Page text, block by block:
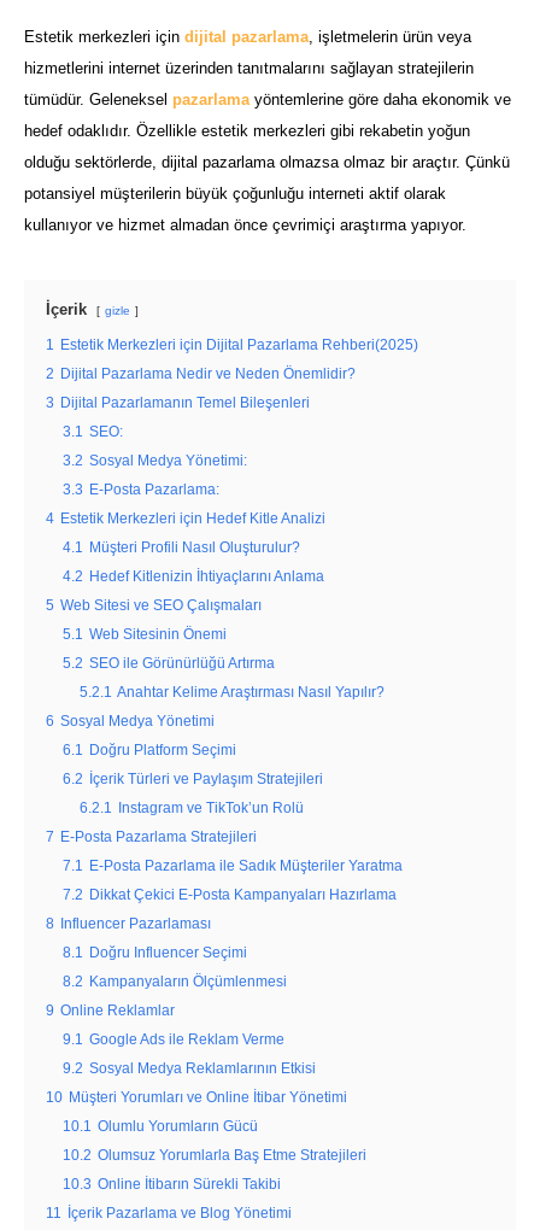
Estetik merkezleri için dijital pazarlama, işletmelerin ürün veya
hizmetlerini internet üzerinden tanıtmalarını sağlayan stratejilerin
tümüdür. Geleneksel pazarlamayöntemlerine göre daha ekonomik ve
hedef odaklıdır. Özellikle estetik merkezleri gibi rekabetin yoğun
olduğu sektörlerde, dijital pazarlama olmazsa olmaz bir araçtır. Çünkü
potansiyel müşterilerin büyük çoğunluğu interneti aktif olarak
kullanıyor ve hizmet almadan önce çevrimiçi araştırma yapıyor.
İçerik gizle
1
Estetik Merkezleri için Dijital Pazarlama Rehberi(2025)
2
Dijital Pazarlama Nedir ve Neden Önemlidir?
3
Dijital Pazarlamanın Temel Bileşenleri
3.1
SEO:
3.2 Sosyal Medya Yönetimi:
3.3
E-Posta Pazarlama:
4 Estetik Merkezleri için Hedef Kitle Analizi
4.1
Müşteri Profili Nasıl Oluşturulur?
4.2
Hedef Kitlenizin İhtiyaçlarını Anlama
5 Web Sitesi ve SEO Çalışmaları
5.1
Web Sitesinin Önemi
5.2 SEO ile Görünürlüğü Artırma
5.2.1
Anahtar Kelime Araştırması Nasıl Yapılır?
6 Sosyal Medya Yönetimi
6.1
Doğru Platform Seçimi
6.2
İçerik Türleri ve Paylaşım Stratejileri
6.2.1
Instagram ve TikTok’un Rolü
7
E-Posta Pazarlama Stratejileri
7.1
E-Posta Pazarlama ile Sadık Müşteriler Yaratma
7.2
Dikkat Çekici E-Posta Kampanyaları Hazırlama
8
Influencer Pazarlaması
8.1
Doğru Influencer Seçimi
8.2
Kampanyaların Ölçümlenmesi
9 Online Reklamlar
9.1
Google Ads ile Reklam Verme
9.2 Sosyal Medya Reklamlarının Etkisi
10 Müşteri Yorumları ve Online İtibar Yönetimi
10.1
Olumlu Yorumların Gücü
10.2 Olumsuz Yorumlarla Baş Etme Stratejileri
10.3 Online İtibarın Sürekli Takibi
11
İçerik Pazarlama ve Blog Yönetimi